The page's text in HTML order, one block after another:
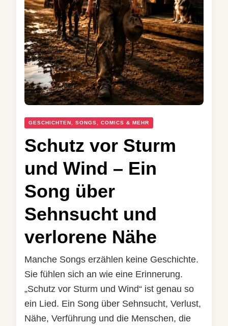
GESCHICHTEN, SONGS, COMICS & MEHR
Schutz vor Sturm
und Wind – Ein
Song über
Sehnsucht und
verlorene Nähe
Manche Songs erzählen keine Geschichte.
Sie fühlen sich an wie eine Erinnerung.
„Schutz vor Sturm und Wind“ ist genau so
ein Lied. Ein Song über Sehnsucht, Verlust,
Nähe, Verführung und die Menschen, die